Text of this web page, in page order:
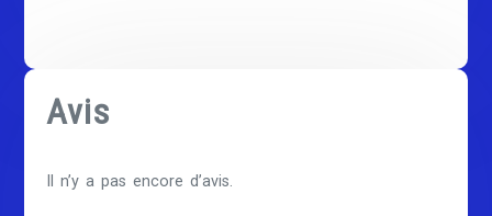
Avis
Il n’y a pas encore d’avis.